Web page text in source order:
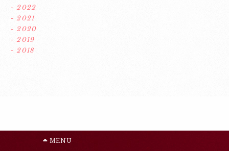
- 2022
- 2021
- 2020
- 2019
- 2018
MENU